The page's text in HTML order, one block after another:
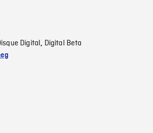
Digital, Digital Beta